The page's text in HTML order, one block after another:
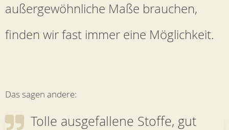
außergewöhnliche Maße brauchen,
finden wir fast immer eine Möglichkeit.
Das sagen andere:
Tolle ausgefallene Stoffe, gut